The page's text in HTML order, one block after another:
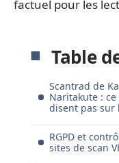
factuel pour les
Table
Scantrad de
Naritakute :
disent pas
RGPD et
sites de scan